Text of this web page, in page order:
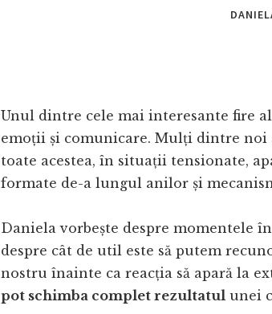
Unul dintre cele mai interesante fire
emoții și comunicare. Mulți dintre noi
toate acestea, în situații tensionate,
formate de-a lungul anilor și
Daniela vorbește despre momentele
despre cât de util este să putem
nostru înainte ca reacția să apară la
pot schimba complet rezultatul unei